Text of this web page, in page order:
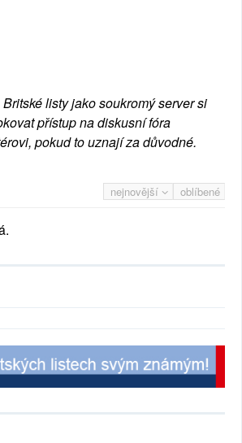
listy jako soukromý server si
přístup na diskusní fóra
pokud to uznají za důvodné.
nejnovější oblíbené